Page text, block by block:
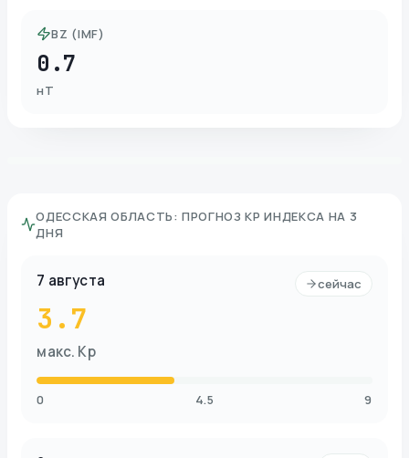
BZ (IMF)
0.7
нТ
ОДЕССКАЯ ОБЛАСТЬ:ПРОГНОЗ KP ИНДЕКСА НА 3
ДНЯ
7 августа
3.7
макс. Kp
сейчас
0 4.5 9